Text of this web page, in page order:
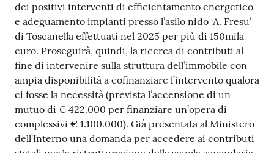
dei positivi interventi di efficientamento energetico
e adeguamento impianti presso l’asilo nido ‘A. Fresu’
di Toscanella effettuati nel 2025 per più di 150mila
euro. Proseguirà, quindi, la ricerca di contributi al
fine di intervenire sulla struttura dell’immobile con
ampia disponibilità a cofinanziare l’intervento qualora
ci fosse la necessità (prevista l’accensione di un
mutuo di € 422.000 per finanziare un’opera di
complessivi € 1.100.000). Già presentata al Ministero
dell’Interno una domanda per accedere ai contributi